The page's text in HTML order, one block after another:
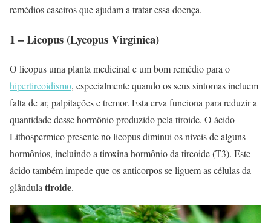
remédios caseiros que ajudam a tratar essa doença.
1 – Licopus (Lycopus Virginica)
O licopus uma planta medicinal e um bom remédio para o
hipertireoidismo, especialmente quando os seus sintomas incluem
falta de ar, palpitações e tremor. Esta erva funciona para reduzir a
quantidade desse hormônio produzido pela tiroide. O ácido
Lithospermico presente no licopus diminui os níveis de alguns
hormônios, incluindo a tiroxina hormônio da tireoide (T3). Este
ácido também impede que os anticorpos se liguem as células da
glândula tiroide.